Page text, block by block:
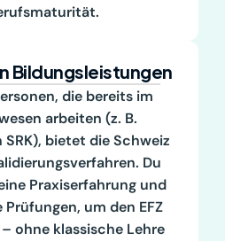
Bildungsleistungen
die bereits im
arbeiten (z. B.
SRK), bietet die Schweiz
Du
Praxiserfahrung und
um den EFZ
ohne klassische Lehre